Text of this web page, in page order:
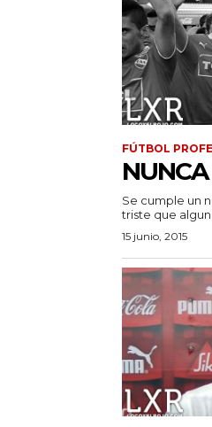
FÚTBOL
Se cumple un
triste que
15 junio, 2015